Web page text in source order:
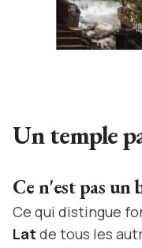
Un temple
Ce n'est pas un
Ce qui distingue
Lat de tous les